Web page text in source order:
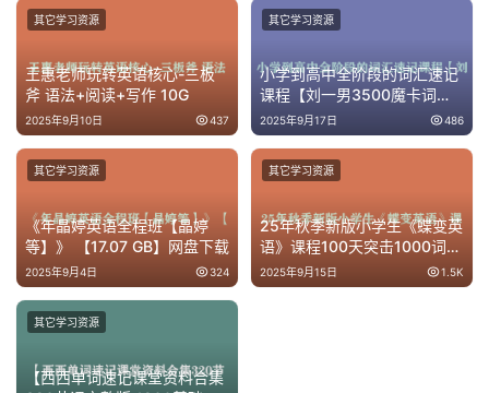
王惠老师玩转英语核心-三板
斧 语法+阅读+写作 10G
2025年9月10日 437
其它学习资源
小学到高中全阶段的词汇速记
课程【刘一男3500魔卡词
【1-3500词汇分类精讲速
记】】[218.87GB]
2025年9月17日 486
其它学习资源
《年晶婷英语全程班【晶婷
等】》 【17.07 GB】网盘下载
2025年9月4日 324
其它学习资源
25年秋季新版小学生《蝶变英
语》课程100天突击1000词
（含单词默写）pdf格式1G
2025年9月15日 1.5K
其它学习资源
【西西单词速记课堂资料合集
其它学习资源